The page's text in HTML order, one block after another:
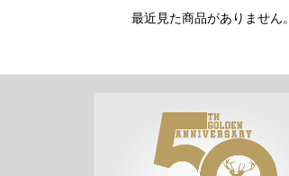
最近見た商品がありません。